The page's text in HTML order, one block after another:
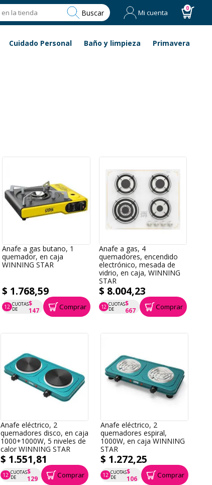
Buscar Mi cuenta 0
Cuidado Personal Baño y limpieza Primavera
Anafe a gas butano, 1
quemador, en caja
WINNING STAR
$ 1.768,59
12 CUOTAS
DE
$
147
P.T.F. $ 1.769 Comprar
Anafe a gas, 4
quemadores, encendido
electrónico, mesada de
vidrio, en caja, WINNING
STAR
$ 8.004,23
12 CUOTAS
DE
$
667
P.T.F. $ 8.004 Comprar
Anafe eléctrico, 2
quemadores disco, en caja
1000+1000W, 5 niveles de
calor WINNING STAR
$ 1.551,81
12 CUOTAS
DE
$
129
P.T.F. $ 1.552 Comprar
Anafe eléctrico, 2
quemadores espiral,
1000W, en caja WINNING
STAR
$ 1.272,25
12 CUOTAS
DE
$
106
P.T.F. $ 1.272 Comprar